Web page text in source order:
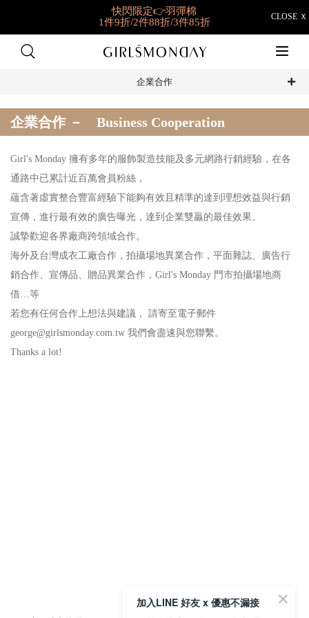
CLOSE Ｘ
快閃限定👉羽彈棉
1件9折/2件88折/3件85折
✨獨家新品就在這✨
夏日新衣搶先購
好穿到想包色
企業合作
企業合作 － Business Cooperation
Girl's Monday 擁有多年的服飾製造技能及多元網路行銷經驗，在各
通路中已累計近百萬會員粉絲，
蘊含著虛實整合豐富經驗下能夠有效且精準的達到理想效益與行銷
宣傳，進行最有效的廣告曝光，達到企業雙贏的最佳效果。
誠摯歡迎各界廠商跨領域合作。
海外及台灣成衣工廠合作，拍攝場地異業合作，平面雜誌、廣告行
銷合作、宣傳品、贈品異業合作，Girl's Monday 門市拍攝場地商
借…等
若您有任何合作上想法與建議， 請寄至電子郵件
george@girlsmonday.com.tw 我們會盡速與您聯繫。
Thanks a lot!
加入LINE 好友 x 優惠不漏接